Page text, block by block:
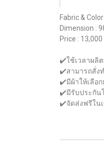
Fabric &
Dimension :
Price : 13,000
✔️ใช้เวลาผลิ
✔️สามารถสั่ง
✔️มีผ้าให้เลือก
✔️มีรับประกัน
✔️จัดส่งฟรีใน